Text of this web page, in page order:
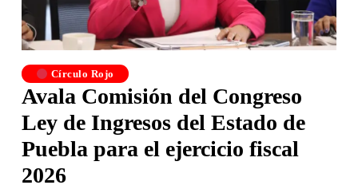
Círculo Rojo
Avala Comisión del Congreso
Ley de Ingresos del Estado de
Puebla para el ejercicio fiscal
2026